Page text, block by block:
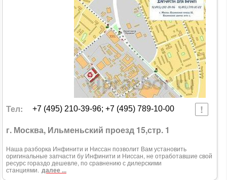
Тел: +7 (495) 210-39-96; +7 (495) 789-10-00
г. Москва, Ильменьский проезд 15,стр. 1
Наша разборка Инфинити и Ниссан позволит Вам установить
оригинальные запчасти бу Инфинити и Ниссан, не отработавшие свой
ресурс гораздо дешевле, по сравнению с дилерскими
станциями. далее ...